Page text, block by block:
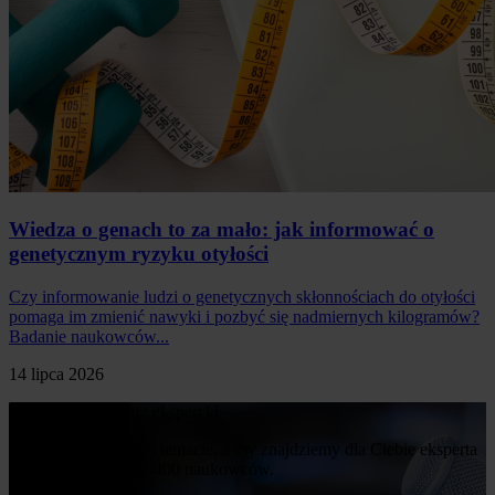
Wiedza o genach to za mało: jak informować o
genetycznym ryzyku otyłości
Czy informowanie ludzi o genetycznych skłonnościach do otyłości
pomaga im zmienić nawyki i pozbyć się nadmiernych kilogramów?
Badanie naukowców...
14 lipca 2026
Napisz nam o swoim temacie, a my znajdziemy dla Ciebie eksperta